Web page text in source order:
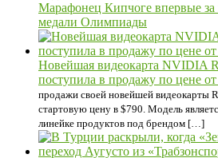
Марафонец Кипчоге впервые за
медали Олимпиады
Новейшая видеокарта NVIDIA
поступила в продажу по цене
продажи своей новейшей видеокарты
стартовую цену в $790. Модель
линейке продуктов под брендом […]